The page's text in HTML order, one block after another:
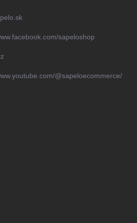
sapeloshop
@sapeloecommerce/